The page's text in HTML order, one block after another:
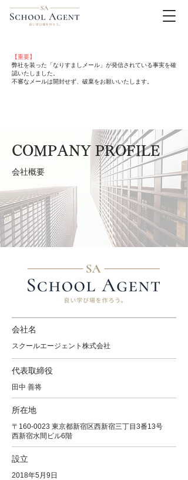
【重要】
弊社を装った「なりすましメール」が発信されている事実を確
認いたしました。
不審なメールは開封せず、破棄をお願いいたします。
COMPANY PROFILE
会社概要
会社名
スクールエージェント株式会社
​代表取締役
田中 善将
所在地
〒160-0023 東京都新宿区西新宿三丁目3番­13号
西新宿水間ビル6階
設立
2018年5月9日